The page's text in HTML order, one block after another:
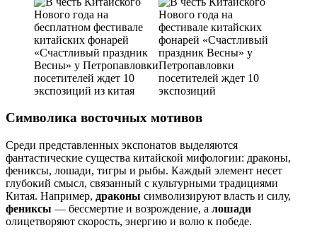
Символика восточных мотивов
Среди представленных экспонатов выделяются
фантастические существа китайской мифологии: драконы,
фениксы, лошади, тигры и рыбы. Каждый элемент несет
глубокий смысл, связанный с культурными традициями
Китая. Например, драконы символизируют власть и силу,
фениксы — бессмертие и возрождение, а лошади
олицетворяют скорость, энергию и волю к победе.